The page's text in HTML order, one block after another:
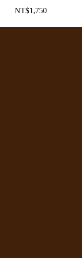
(FG110)
NT$1,750